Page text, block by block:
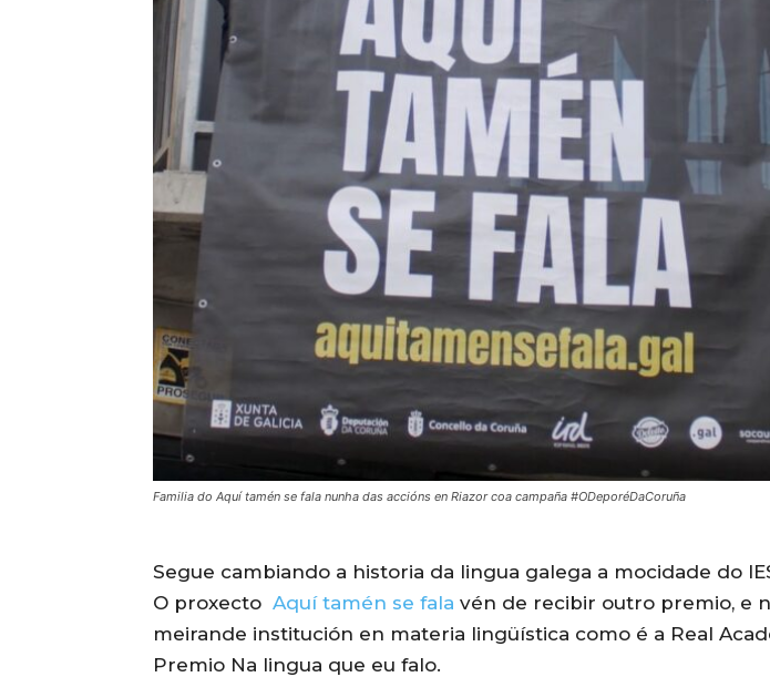
Familia do Aquí tamén se fala nunha das accións en Riazor coa campaña #ODeporéDaCoruña
Segue cambiando a historia da lingua galega a mocidade do
O proxecto Aquí tamén se fala vén de recibir outro premio, e
meirande institución en materia lingüística como é a Real
Premio Na lingua que eu falo.